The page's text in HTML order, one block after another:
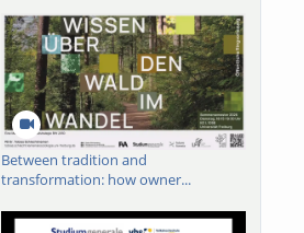
Between tradition and
transformation: how owner...